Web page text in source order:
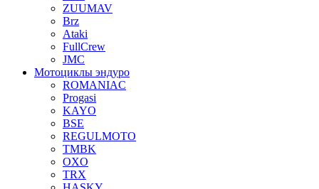
ZUUMAV
Brz
Ataki
FullCrew
JMC
Мотоциклы эндуро
ROMANIAC
Progasi
KAYO
BSE
REGULMOTO
TMBK
OXO
TRX